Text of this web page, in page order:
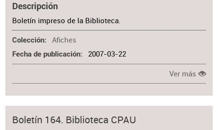
Descripción
Boletín impreso de la Biblioteca.
Colección Afiches
Fecha de publicación 2007-03-22
Ver más
Boletín 164. Biblioteca CPAU